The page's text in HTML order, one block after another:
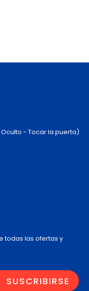
Oculto - Tocar la puerta)
todas las ofertas y